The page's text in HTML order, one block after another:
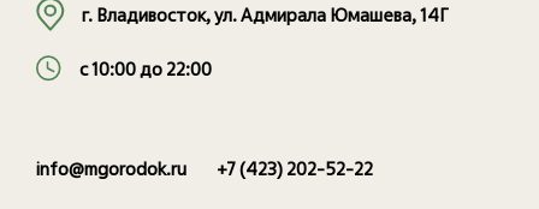
г. Владивосток, ул. Адмирала Юмашева, 14Г
с 10:00 до 22:00
info@mgorodok.ru +7 (423) 202-52-22